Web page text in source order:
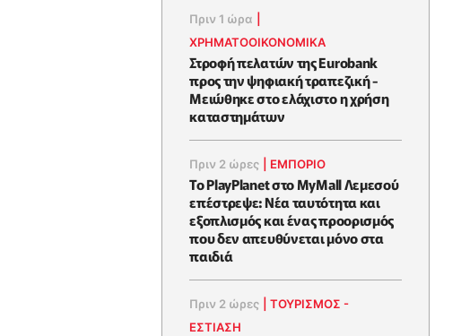
Πριν 1 ώρα
ΧΡΗΜΑΤΟΟΙΚΟΝΟΜΙΚΆ
Στροφή πελατών της Eurobank
προς την ψηφιακή τραπεζική -
Μειώθηκε στο ελάχιστο η χρήση
καταστημάτων
Πριν 2 ώρες ΕΜΠΟΡΙΟ
Το PlayPlanet στο MyMall Λεμεσού
επέστρεψε: Νέα ταυτότητα και
εξοπλισμός και ένας προορισμός
που δεν απευθύνεται μόνο στα
παιδιά
Πριν 2 ώρες |ΤΟΥΡΙΣΜΟΣ -
ΕΣΤΙΑΣΗ